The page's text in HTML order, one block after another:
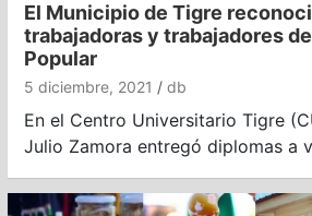
El Municipio de Tigre
trabajadoras y trabajadores
Popular
5 diciembre, 2021 db
En el Centro Universitario Tigre
Julio Zamora entregó diplomas a